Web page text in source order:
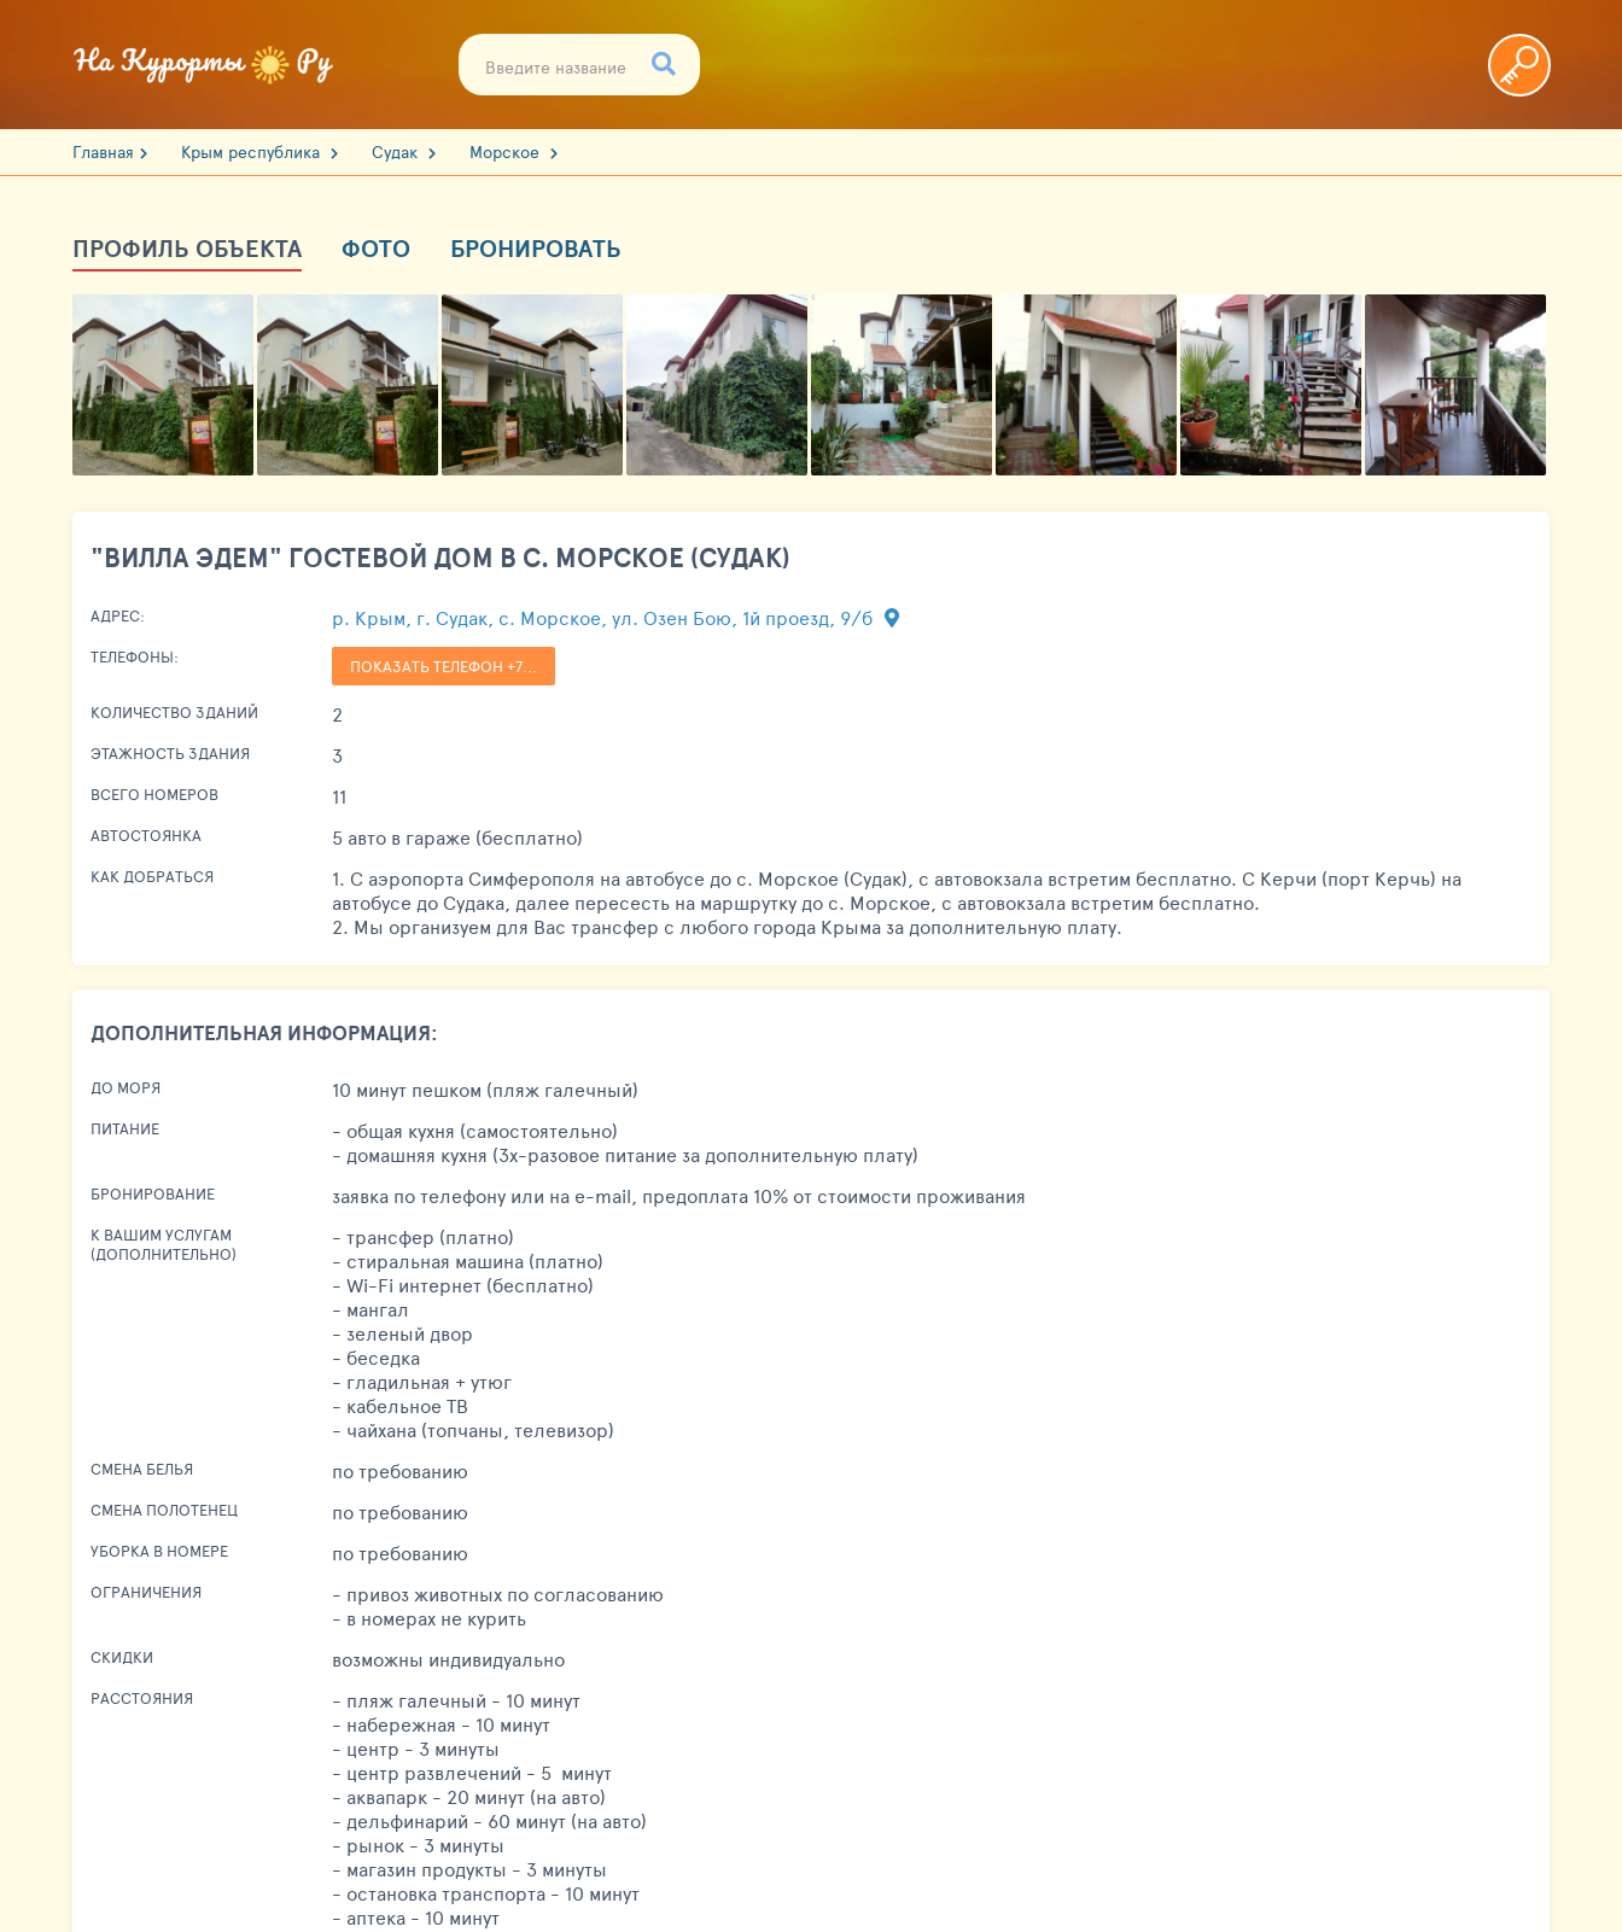
Главная Крым республика Судак Морское
ПРОФИЛЬ ОБЪЕКТА ФОТО БРОНИРОВАТЬ
"ВИЛЛА ЭДЕМ" ГОСТЕВОЙ ДОМ В С. МОРСКОЕ (СУДАК)
АДРЕС: р. Крым, г. Судак, с. Морское, ул. Озен Бою, 1й проезд, 9/б
ТЕЛЕФОНЫ: ПОКАЗАТЬ ТЕЛЕФОН +7...
КОЛИЧЕСТВО ЗДАНИЙ 2
ЭТАЖНОСТЬ ЗДАНИЯ 3
ВСЕГО НОМЕРОВ 11
АВТОСТОЯНКА 5 авто в гараже (бесплатно)
КАК ДОБРАТЬСЯ
1. С аэропорта Симферополя на автобусе до с. Морское (Судак), с автовокзала встретим бесплатно. С Керчи (порт Керчь) на
автобусе до Судака, далее пересесть на маршрутку до с. Морское, с автовокзала встретим бесплатно.
2. Мы организуем для Вас трансфер с любого города Крыма за дополнительную плату.
ДОПОЛНИТЕЛЬНАЯ ИНФОРМАЦИЯ:
ДО МОРЯ 10 минут пешком (пляж галечный)
ПИТАНИЕ
- общая кухня (самостоятельно)
- домашняя кухня (3х-разовое питание за дополнительную плату)
БРОНИРОВАНИЕ заявка по телефону или на e-mail, предоплата 10% от стоимости проживания
К ВАШИМ УСЛУГАМ
(ДОПОЛНИТЕЛЬНО)
- трансфер (платно)
- стиральная машина (платно)
- Wi-Fi интернет (бесплатно)
- мангал
- зеленый двор
- беседка
- гладильная + утюг
- кабельное ТВ
- чайхана (топчаны, телевизор)
СМЕНА БЕЛЬЯ по требованию
СМЕНА ПОЛОТЕНЕЦ по требованию
УБОРКА В НОМЕРЕ по требованию
ОГРАНИЧЕНИЯ
- привоз животных по согласованию
- в номерах не курить
СКИДКИ возможны индивидуально
РАССТОЯНИЯ
- пляж галечный - 10 минут
- набережная - 10 минут
- центр - 3 минуты
- центр развлечений - 5 минут
- аквапарк - 20 минут (на авто)
- дельфинарий - 60 минут (на авто)
- рынок - 3 минуты
- магазин продукты - 3 минуты
- остановка транспорта - 10 минут
- аптека - 10 минут